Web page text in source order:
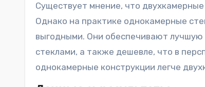
Существует мнение, что
Однако на практике однокамерные
выгодными. Они обеспечивают
стеклами, а также дешевле, что в
однокамерные конструкции легче